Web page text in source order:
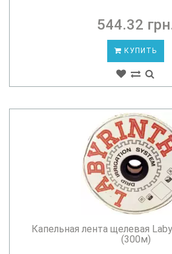
544.32
КУПИТЬ
Капельная лента щелевая
(300м)